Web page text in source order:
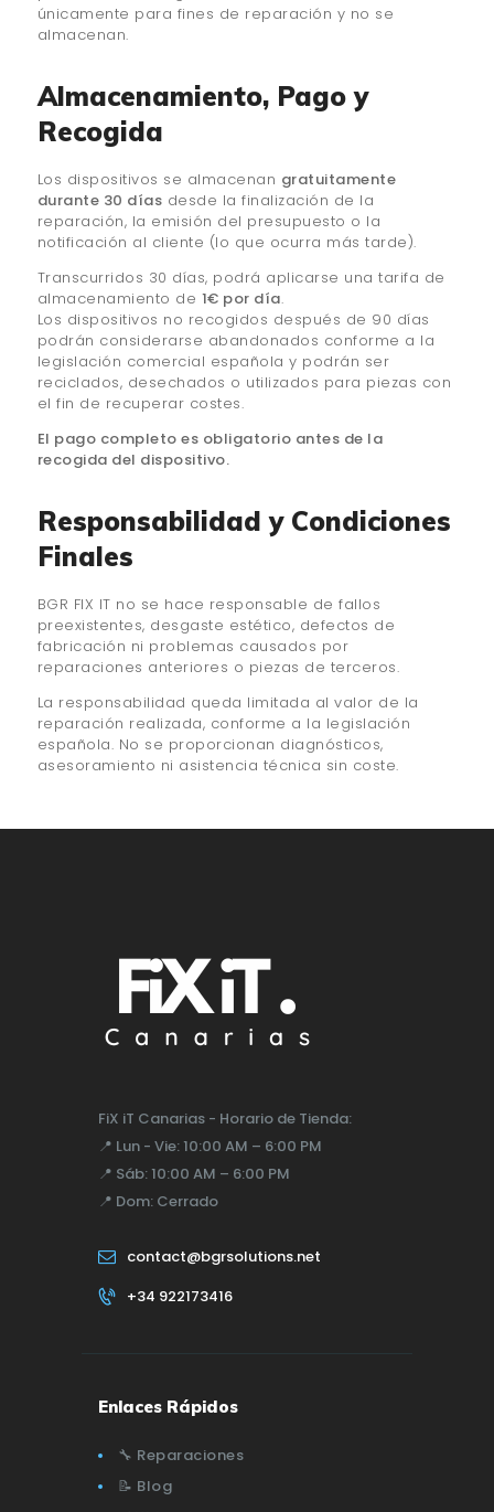
únicamente para fines de reparación y no se
almacenan.
Almacenamiento, Pago y
Recogida
Los dispositivos se almacenan gratuitamente
durante 30 días desde la finalización de la
reparación, la emisión del presupuesto o la
notificación al cliente (lo que ocurra más tarde).
Transcurridos 30 días, podrá aplicarse una tarifa de
almacenamiento de 1€ por día.
Los dispositivos no recogidos después de 90 días
podrán considerarse abandonados conforme a la
legislación comercial española y podrán ser
reciclados, desechados o utilizados para piezas con
el fin de recuperar costes.
El pago completo es obligatorio antes de la
recogida del dispositivo.
Responsabilidad y Condiciones
Finales
BGR FIX IT no se hace responsable de fallos
preexistentes, desgaste estético, defectos de
fabricación ni problemas causados por
reparaciones anteriores o piezas de terceros.
La responsabilidad queda limitada al valor de la
reparación realizada, conforme a la legislación
española. No se proporcionan diagnósticos,
asesoramiento ni asistencia técnica sin coste.
FiX iT Canarias - Horario de Tienda:
📍 Lun - Vie: 10:00 AM – 6:00 PM
📍 Sáb: 10:00 AM – 6:00 PM
📍 Dom: Cerrado
contact@bgrsolutions.net
+34 922173416
Enlaces Rápidos
🔧 Reparaciones
📝 Blog